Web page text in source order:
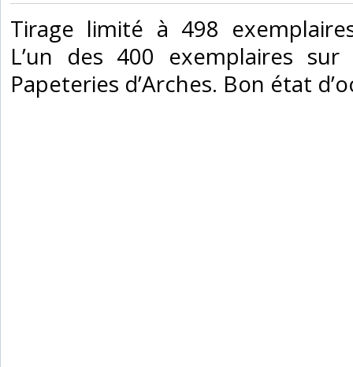
‎Tirage limité à 498
L’un des 400 exemplaires
Papeteries d’Arches. Bon état